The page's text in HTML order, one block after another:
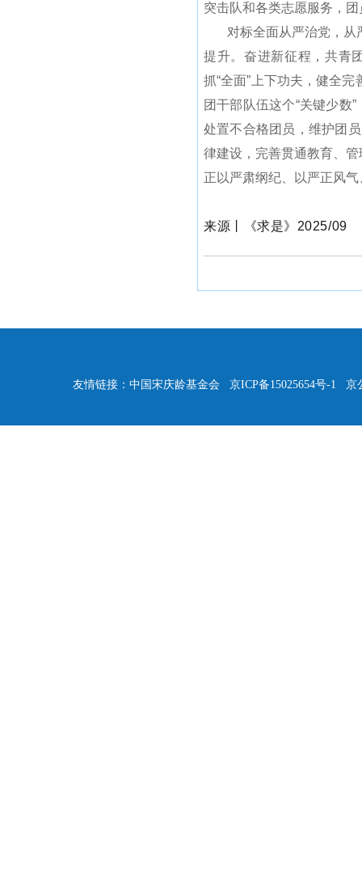
突击队和各类志愿服务，
对标全面从严治党，从
提升。奋进新征程，共青
抓“全面”上下功夫，健全
团干部队伍这个“关键少数
处置不合格团员，维护团
律建设，完善贯通教育、
正以严肃纲纪、以严正风
来源丨《求是》2025/09
友情链接： 中国宋庆龄基金会 京ICP备15025654号-1 京